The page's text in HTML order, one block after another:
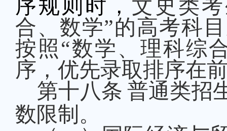
序规则时， 文史类
合、数学”的高考科
按照“数学、理科综
序，优先录取排序在
第十八条 普通类招
数限制。